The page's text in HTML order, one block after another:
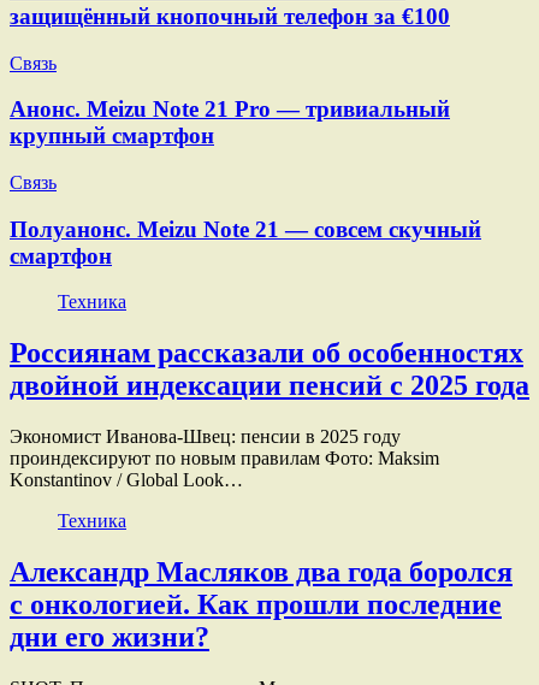
защищённый кнопочный телефон за €100
Связь
Анонс. Meizu Note 21 Pro — тривиальный
крупный смартфон
Связь
Полуанонс. Meizu Note 21 — совсем скучный
смартфон
Техника
Россиянам рассказали об особенностях
двойной индексации пенсий с 2025 года
Экономист Иванова-Швец: пенсии в 2025 году
проиндексируют по новым правилам Фото: Maksim
Konstantinov / Global Look…
Техника
Александр Масляков два года боролся
с онкологией. Как прошли последние
дни его жизни?